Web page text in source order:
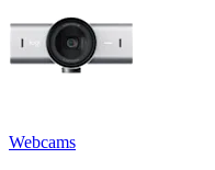
Webcams